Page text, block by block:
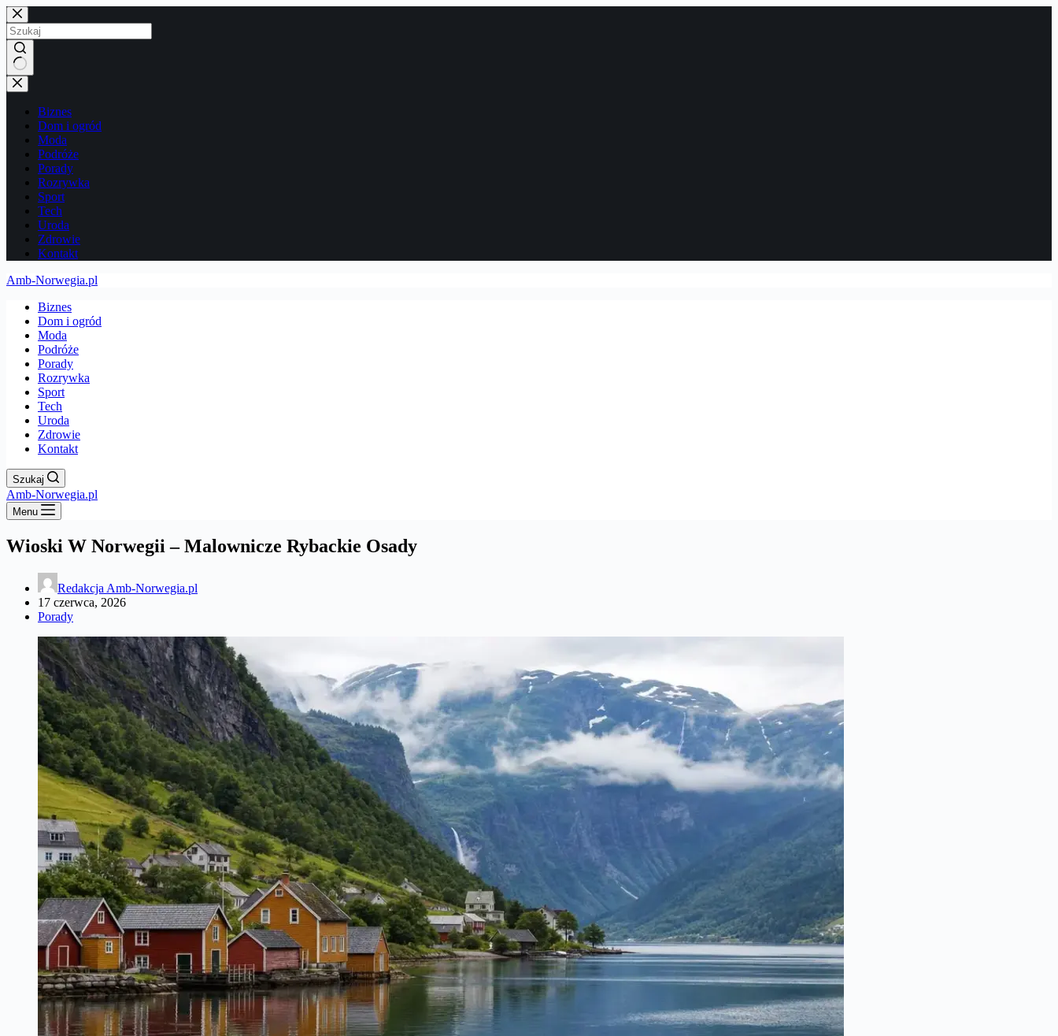
Przejdź
do
treści
Brak
wyników
Biznes
Dom i ogród
Moda
Podróże
Porady
Rozrywka
Sport
Tech
Uroda
Zdrowie
Kontakt
Amb-Norwegia.pl
Biznes
Dom i ogród
Moda
Podróże
Porady
Rozrywka
Sport
Tech
Uroda
Zdrowie
Kontakt
Szukaj
Amb-Norwegia.pl
Menu
Wioski W Norwegii – Malownicze Rybackie Osady
Redakcja Amb-Norwegia.pl
17 czerwca, 2026
Porady